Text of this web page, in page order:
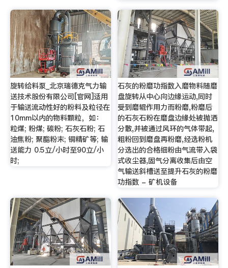
旋转给料泵_北京瑞德克气力输
送技术股份有限公司[官网]适用
于输送流动性好的粉料及粒径在
10mm以内的物料颗粒，如：
粒煤; 粉煤; 碳粉; 石灰石粉; 石
油焦粉; 聚酯粉末; 铜精矿等; 输
送能力 0.5立/小时至90立/小
时;
石灰的粉磨功指数入磨物料随磨
盘旋转从中心向边缘运动,同时
受到磨辊作用力而粉磨,粉磨后
的石灰石粉在磨盘边缘处被抛洒
分散,并被通过风环的气体带起,
粗粉回到磨盘再粉磨,经选粉机
分选出的合格细粉由气流带入袋
式收尘器,固气分离收集后由空
气输送斜槽送至提升石灰的粉磨
功指数 - 矿机设备